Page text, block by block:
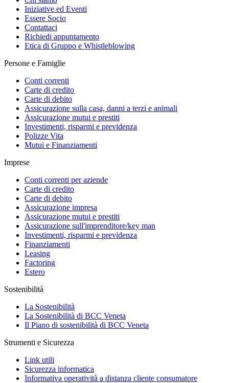
Iniziative ed Eventi
Essere Socio
Contattaci
Richiedi appuntamento
Etica di Gruppo e Whistleblowing
Persone e Famiglie
Conti correnti
Carte di credito
Carte di debito
Assicurazione sulla casa, danni a terzi e animali
Assicurazione mutui e prestiti
Investimenti, risparmi e previdenza
Polizze Vita
Mutui e Finanziamenti
Imprese
Conti correnti per aziende
Carte di credito
Carte di debito
Assicurazione impresa
Assicurazione mutui e prestiti
Assicurazione sull'imprenditore/key man
Investimenti, risparmi e previdenza
Finanziamenti
Leasing
Factoring
Estero
Sostenibilità
La Sostenibilità
La Sostenibilità di BCC Veneta
Il Piano di sostenibilità di BCC Veneta
Strumenti e Sicurezza
Link utili
Sicurezza informatica
Informativa operatività a distanza cliente consumatore